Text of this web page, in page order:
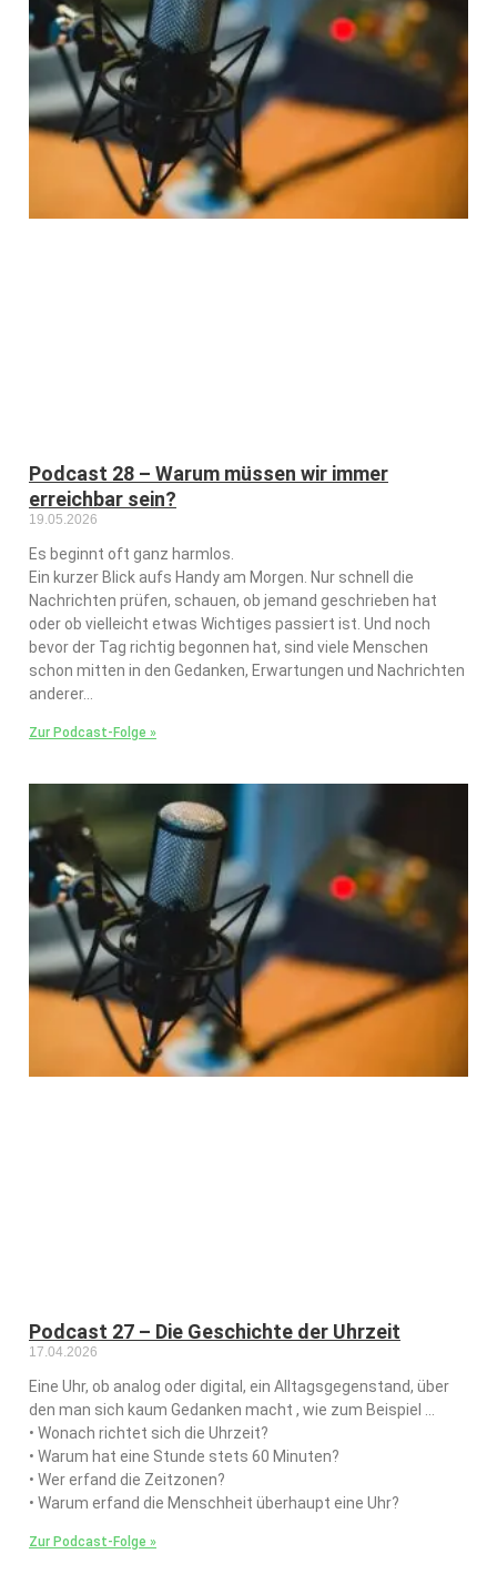
Podcast 28 – Warum müssen wir immer
erreichbar sein?
19.05.2026
Es beginnt oft ganz harmlos.
Ein kurzer Blick aufs Handy am Morgen. Nur schnell die
Nachrichten prüfen, schauen, ob jemand geschrieben hat
oder ob vielleicht etwas Wichtiges passiert ist. Und noch
bevor der Tag richtig begonnen hat, sind viele Menschen
schon mitten in den Gedanken, Erwartungen und Nachrichten
anderer…
Zur Podcast-Folge »
Podcast 27 – Die Geschichte der Uhrzeit
17.04.2026
Eine Uhr, ob analog oder digital, ein Alltagsgegenstand, über
den man sich kaum Gedanken macht , wie zum Beispiel …
• Wonach richtet sich die Uhrzeit?
• Warum hat eine Stunde stets 60 Minuten?
• Wer erfand die Zeitzonen?
• Warum erfand die Menschheit überhaupt eine Uhr?
Zur Podcast-Folge »